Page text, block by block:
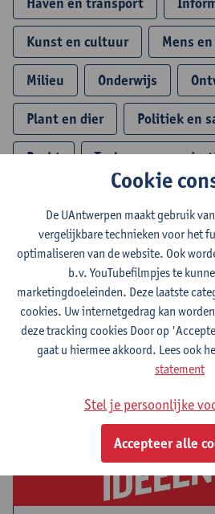
Kunst en cultuur Mens
Milieu Onderwijs
Plant en dier Politiek en
Recht Taal en
Wiskunde en fysica
Toon opleidingen
Cookie
De UAntwerpen maakt gebruik
vergelijkbare technieken voor het
optimaliseren van de website. Ook
b.v. YouTubefilmpjes te
marketingdoeleinden. Deze laatste
cookies. Uw internetgedrag kan
deze tracking cookies Door op
gaat u hiermee akkoord. Lees ook
statement
Stel je persoonlijke
Accepteer alle